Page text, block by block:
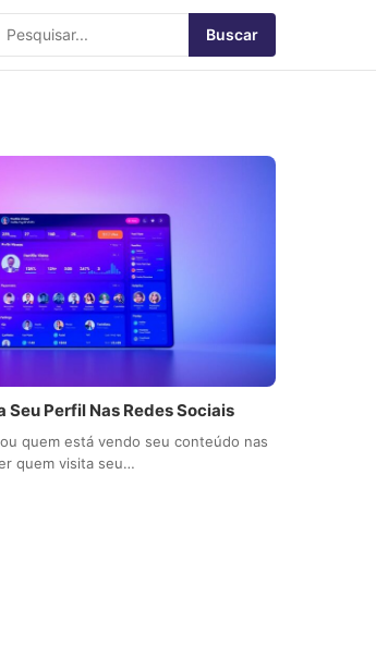
Buscar
Seu Perfil Nas Redes Sociais
quem está vendo seu conteúdo nas
quem visita seu…